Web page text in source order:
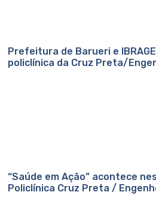
Prefeitura de Barueri e
policlínica da Cruz Preta/
“Saúde em Ação” acontece
Policlínica Cruz Preta /